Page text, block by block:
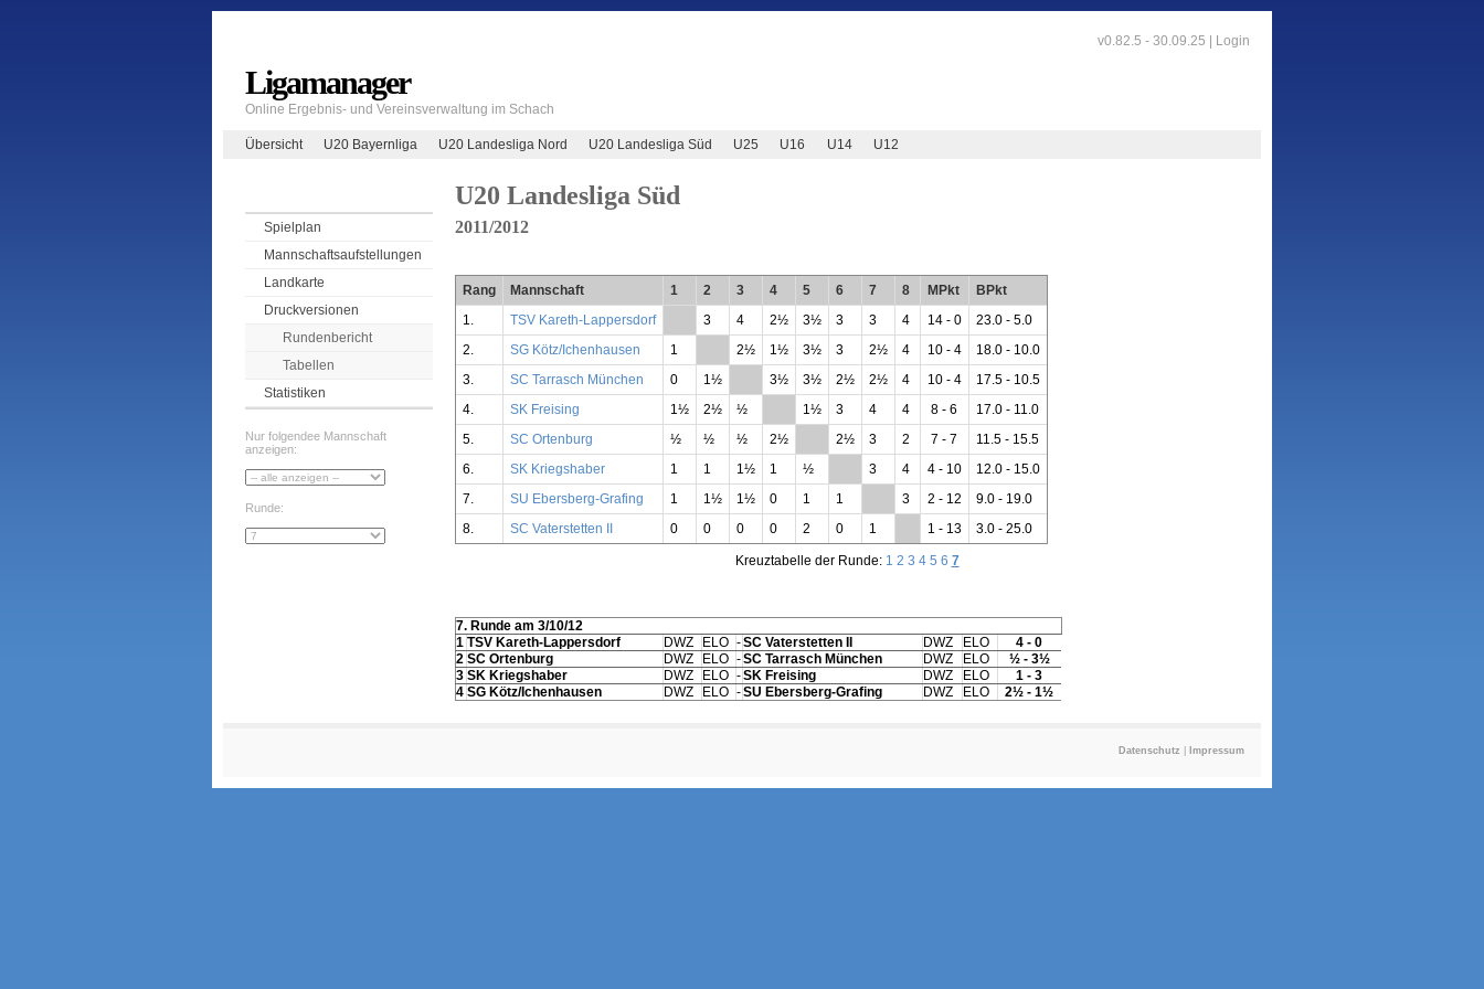
v0.82.5 - 30.09.25 | Login
Ligamanager
Online Ergebnis- und Vereinsverwaltung im Schach
Übersicht U20 Bayernliga U20 Landesliga Nord U20 Landesliga Süd U25 U16 U14 U12
Spielplan
Mannschaftsaufstellungen
Landkarte
Druckversionen
Rundenbericht
Tabellen
Statistiken
Nur folgendee Mannschaft
anzeigen:
Runde:
U20 Landesliga Süd
2011/2012
Rang Mannschaft 1 2 3 4 5 6 7 8 MPkt
BPkt
1.
TSV Kareth-Lappersdorf 3 4 2½ 3½ 3 3 4 14 - 0
23.0 - 5.0
2.
SG Kötz/Ichenhausen 1 2½ 1½ 3½ 3 2½ 4 10 - 4
18.0 - 10.0
3.
SC Tarrasch München 0 1½ 3½ 3½ 2½ 2½ 4 10 - 4
17.5 - 10.5
4.
SK Freising 1½ 2½ ½ 1½ 3 4 4 8 - 6
17.0 - 11.0
5.
SC Ortenburg ½ ½ ½ 2½ 2½ 3 2 7 - 7
11.5 - 15.5
6.
SK Kriegshaber 1 1 1½ 1 ½ 3 4 4 - 10
12.0 - 15.0
7.
SU Ebersberg-Grafing 1 1½ 1½ 0 1 1 3 2 - 12
9.0 - 19.0
8.
SC Vaterstetten II 0 0 0 0 2 0 1 1 - 13 3.0 - 25.0
Kreuztabelle der Runde: 1 2 3 4 5 6 7
7. Runde am 3/10/12
1 TSV Kareth-Lappersdorf DWZ ELO -SC Vaterstetten II DWZ ELO
4 - 0
2 SC Ortenburg DWZ ELO -SC Tarrasch München DWZ ELO
½ - 3½
3 SK Kriegshaber DWZ ELO -SK Freising DWZ ELO
1 - 3
4 SG Kötz/Ichenhausen DWZ ELO -SU Ebersberg-Grafing DWZ ELO 2½ - 1½
Datenschutz Impressum